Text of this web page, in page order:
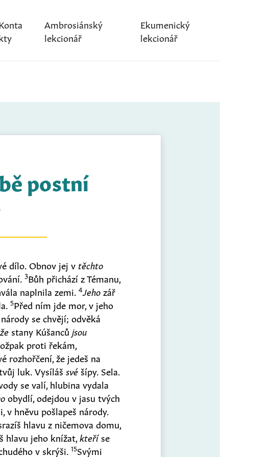
Ambrosiánský
lekcionář
Ekumenický
lekcionář
postní
dílo. Obnov jej v těchto
3Bůh přichází z Témanu,
naplnila zemi.4Jeho zář
5Před ním jde mor, v jeho
se chvějí; odvěká
že stany Kúšanců jsou
proti řekám,
rozhořčení, že jedeš na
luk. Vysíláš své šípy. Sela.
se valí, hlubina vydala
obydlí, odejdou v jasu tvých
v hněvu pošlapeš národy.
hlavu z ničemova domu,
hlavu jeho knížat, kteříse
v skrýši.15Svými